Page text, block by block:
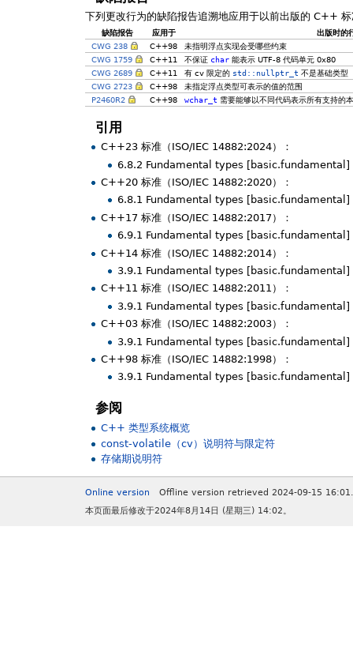
下列更改行为的缺陷报告追溯地应用于以前出版的 C++
缺陷报告 应用于
出版时的
CWG 238
C++98
未指明浮点实现会受哪些约束
CWG 1759
C++11 不保证 char能表示 UTF-8 代码单元 0x80
CWG 2689
C++11 有 cv 限定的 std::nullptr_t 不是基础类型
CWG 2723
C++98
未指定浮点类型可表示的值的范围
P2460R2
C++98 wchar_t 需要能够以不同代码表示所有支持的
引用
C++23 标准（ISO/IEC 14882:2024）：
6.8.2 Fundamental types [basic.fundamental]
C++20 标准（ISO/IEC 14882:2020）：
6.8.1 Fundamental types [basic.fundamental]
C++17 标准（ISO/IEC 14882:2017）：
6.9.1 Fundamental types [basic.fundamental]
C++14 标准（ISO/IEC 14882:2014）：
3.9.1 Fundamental types [basic.fundamental]
C++11 标准（ISO/IEC 14882:2011）：
3.9.1 Fundamental types [basic.fundamental]
C++03 标准（ISO/IEC 14882:2003）：
3.9.1 Fundamental types [basic.fundamental]
C++98 标准（ISO/IEC 14882:1998）：
3.9.1 Fundamental types [basic.fundamental]
参阅
C++ 类型系统概览
const-volatile（cv）说明符与限定符
存储期说明符
Online version
Offline version retrieved 2024-09-15 16:01.
本页面最后修改于2024年8月14日 (星期三) 14:02。